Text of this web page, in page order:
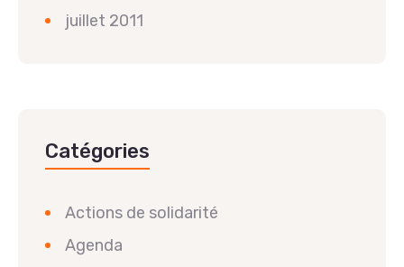
juillet 2011
Catégories
Actions de solidarité
Agenda